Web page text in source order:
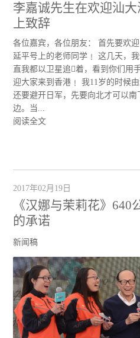
李嘉诚先生在欢迎汕
上致辞
各位嘉宾，各位朋友： 首先要欢
延平号上的老师同学﹗ 这几天，
直我都以卫星追着，看到你们用
迎大家来到香港﹗ 我11岁的时候
还要避开日军，先要向北才可以
边。当...
阅读全文
2017年02月19日
《汉娜与茉莉花》
的承诺
新闻稿